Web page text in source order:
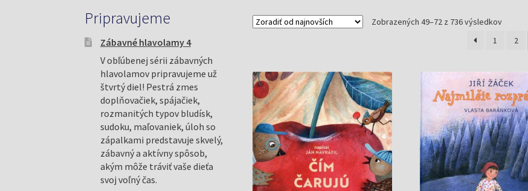
Zobrazených 49–72 z 736 výsledkov
1 2
Pripravujeme
Zábavné hlavolamy 4
V obľúbenej sérii zábavných
hlavolamov pripravujeme už
štvrtý diel! Pestrá zmes
doplňovačiek, spájačiek,
rozmanitých typov bludísk,
sudoku, maľovaniek, úloh so
zápalkami predstavuje skvelý,
zábavný a aktívny spôsob,
akým môže tráviť vaše dieťa
svoj voľný čas.